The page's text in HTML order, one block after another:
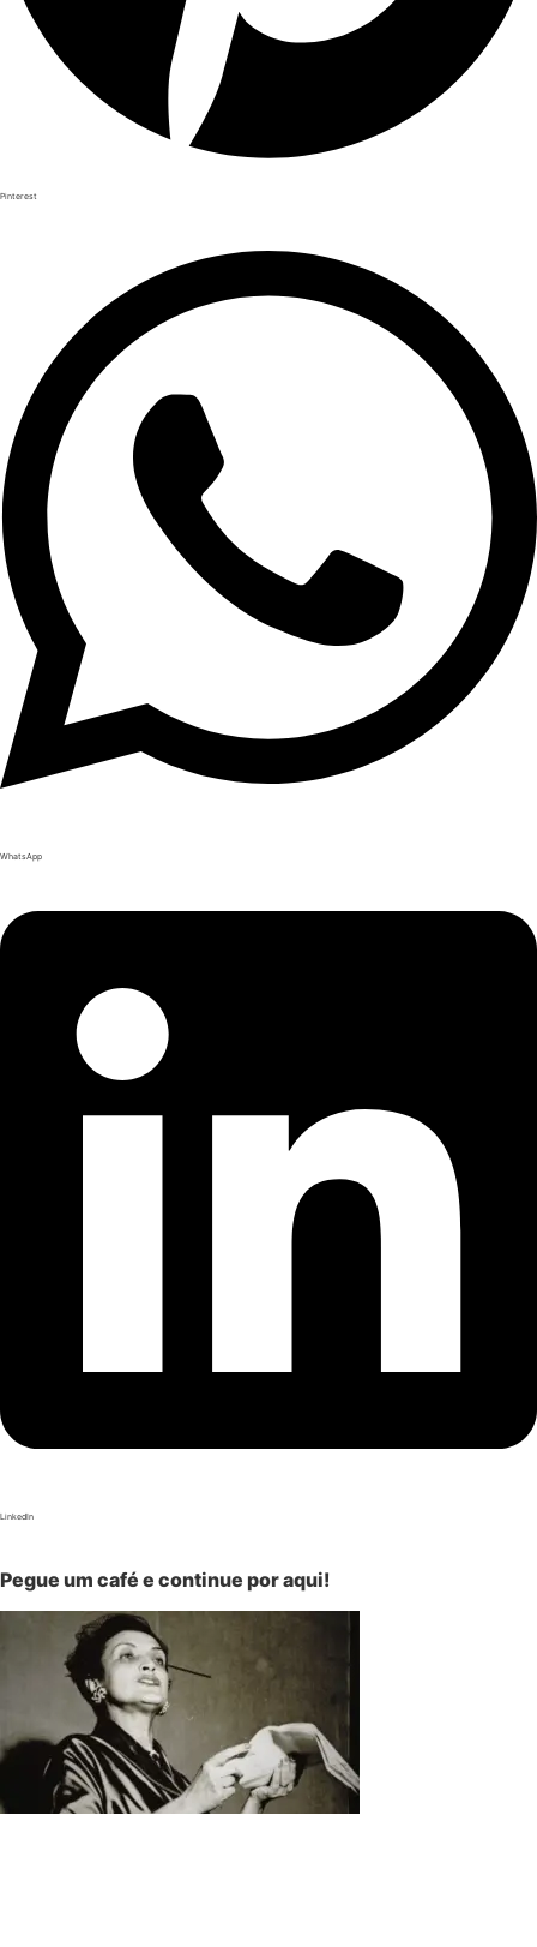
Pinterest
WhatsApp
LinkedIn
Pegue um café e continue por aqui!